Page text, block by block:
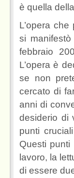
è quella
L’opera
si
febbraio
L’opera è
se non
cercato di
anni di
desiderio di
punti
Questi
lavoro, la
di essere